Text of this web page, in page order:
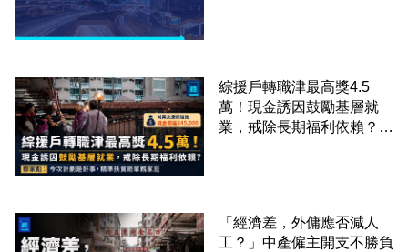
綜援戶轉職津最高獎4.5
萬！現金誘因鼓勵基層就
業，戒除長期福利依賴？鄧
「經濟差，外傭應否減人
工？」中產僱主開支不勝負